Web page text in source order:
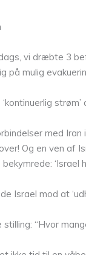
vi dræbte 3
på mulig
med
Og en ven af
‘Israel
Israel mod at
“Hvor